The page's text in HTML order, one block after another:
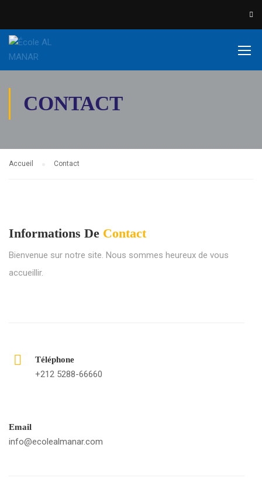
CONTACT
Accueil Contact
Informations De Contact
Bienvenue sur notre site. Nous sommes heureux de vous
accueillir.
Téléphone
+212 5288-66660
Email
info@ecolealmanar.com